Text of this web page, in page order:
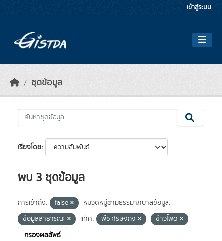
เข้าสู่ระบบ
ชุดข้อมูล
เรียงโดย
พบ 3 ชุดข้อมูล
การเข้าถึง: false
หมวดหมู่ตามธรรมาภิบาลข้อมูล:
ข้อมูลสาธารณะ
แท็ค: พืชเศรษฐกิจ
ข้าวโพด
กรองผลลัพธ์